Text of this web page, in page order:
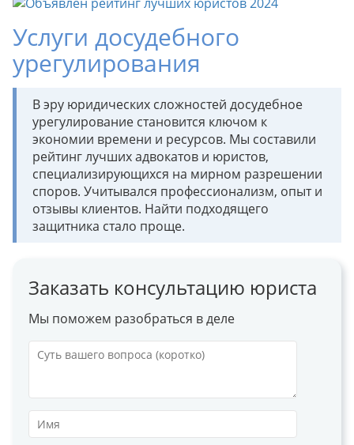
Услуги досудебного
урегулирования
В эру юридических сложностей досудебное
урегулирование становится ключом к
экономии времени и ресурсов. Мы составили
рейтинг лучших адвокатов и юристов,
специализирующихся на мирном разрешении
споров. Учитывался профессионализм, опыт и
отзывы клиентов. Найти подходящего
защитника стало проще.
Заказать консультацию юриста
Мы поможем разобраться в деле